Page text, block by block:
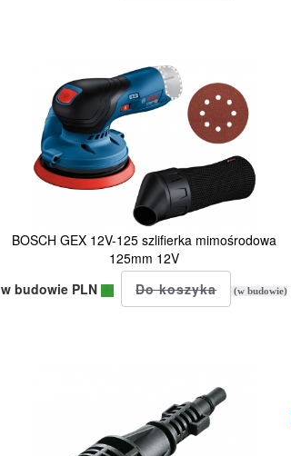
BOSCH GEX 12V-125 szlifierka mimośrodowa
125mm 12V
w budowie PLN
(w budowie)